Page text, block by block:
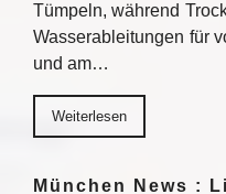
Tümpeln, während
Wasserableitungen für
und am…
Weiterlesen
München News :